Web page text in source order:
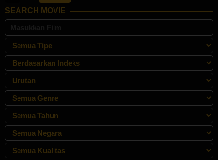
Mar
2023
Fan
Wong
SEARCH MOVIE